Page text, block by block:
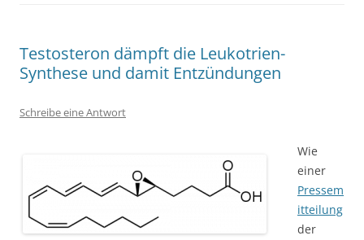
Testosteron dämpft die Leukotrien-
Synthese und damit Entzündungen
Schreibe eine Antwort
Wie
einer
Pressem
itteilung
der